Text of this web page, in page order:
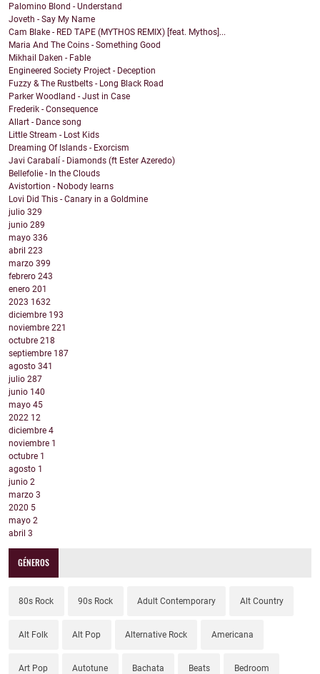
Palomino Blond - Understand
Joveth - Say My Name
Cam Blake - RED TAPE (MYTHOS REMIX) [feat. Mythos]...
Maria And The Coins - Something Good
Mikhail Daken - Fable
Engineered Society Project - Deception
Fuzzy & The Rustbelts - Long Black Road
Parker Woodland - Just in Case
Frederik - Consequence
Allart - Dance song
Little Stream - Lost Kids
Dreaming Of Islands - Exorcism
Javi Carabalí - Diamonds (ft Ester Azeredo)
Bellefolie - In the Clouds
Avistortion - Nobody learns
Lovi Did This - Canary in a Goldmine
julio 329
junio 289
mayo 336
abril 223
marzo 399
febrero 243
enero 201
2023 1632
diciembre 193
noviembre 221
octubre 218
septiembre 187
agosto 341
julio 287
junio 140
mayo 45
2022 12
diciembre 4
noviembre 1
octubre 1
agosto 1
junio 2
marzo 3
2020 5
mayo 2
abril 3
GÉNEROS
80s Rock 90s Rock Adult Contemporary Alt Country
Alt Folk Alt Pop Alternative Rock Americana
Art Pop Autotune Bachata Beats Bedroom